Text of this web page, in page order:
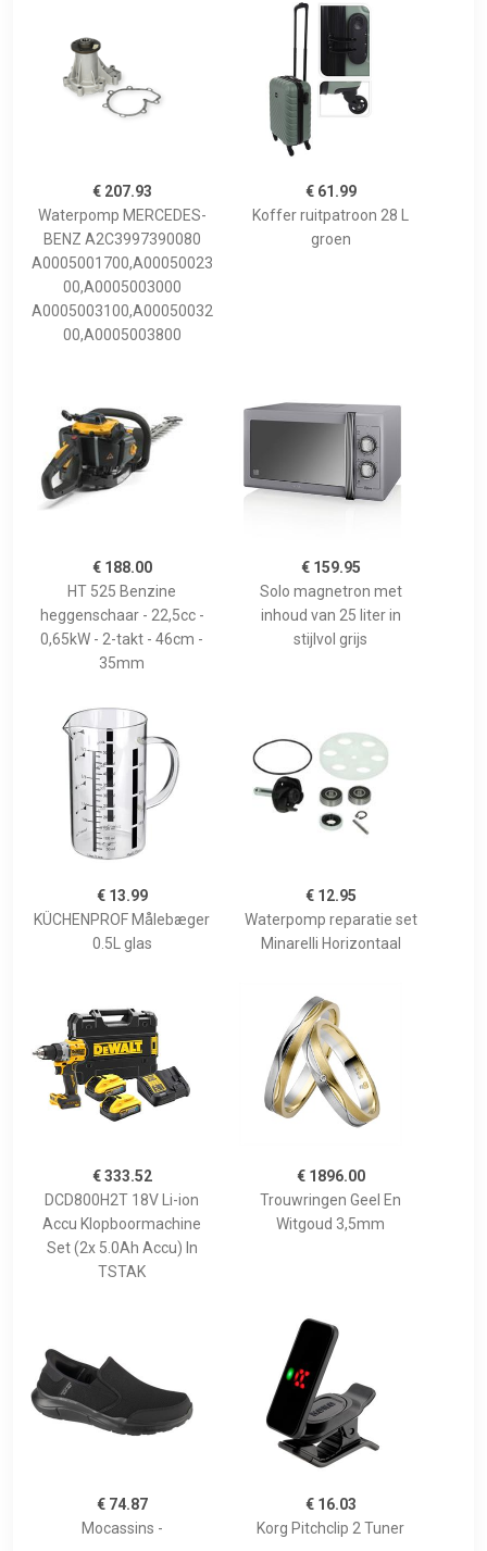
€ 207.93
Waterpomp MERCEDES-
BENZ A2C3997390080
A0005001700,A00050023
00,A0005003000
A0005003100,A00050032
00,A0005003800
€ 61.99
Koffer ruitpatroon 28 L
groen
€ 188.00
HT 525 Benzine
heggenschaar - 22,5cc -
0,65kW - 2-takt - 46cm -
35mm
€ 159.95
Solo magnetron met
inhoud van 25 liter in
stijlvol grijs
€ 13.99
KÜCHENPROF Målebæger
0.5L glas
€ 12.95
Waterpomp reparatie set
Minarelli Horizontaal
€ 333.52
DCD800H2T 18V Li-ion
Accu Klopboormachine
Set (2x 5.0Ah Accu) In
TSTAK
€ 1896.00
Trouwringen Geel En
Witgoud 3,5mm
€ 74.87
Mocassins -
€ 16.03
Korg Pitchclip 2 Tuner